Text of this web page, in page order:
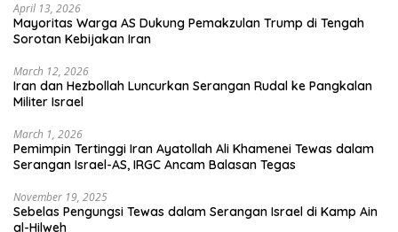
April 13, 2026
Mayoritas Warga AS Dukung Pemakzulan Trump di Tengah
Sorotan Kebijakan Iran
March 12, 2026
Iran dan Hezbollah Luncurkan Serangan Rudal ke Pangkalan
Militer Israel
March 1, 2026
Pemimpin Tertinggi Iran Ayatollah Ali Khamenei Tewas dalam
Serangan Israel-AS, IRGC Ancam Balasan Tegas
November 19, 2025
Sebelas Pengungsi Tewas dalam Serangan Israel di Kamp Ain
al-Hilweh